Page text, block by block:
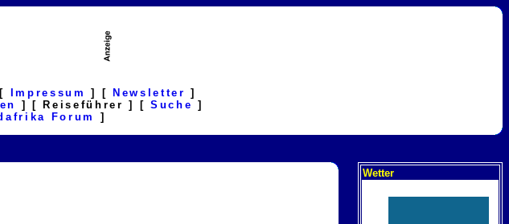
Impressum ] [ Newsletter ]
] [ Reiseführer ] [Suche ]
Forum ]
Wetter